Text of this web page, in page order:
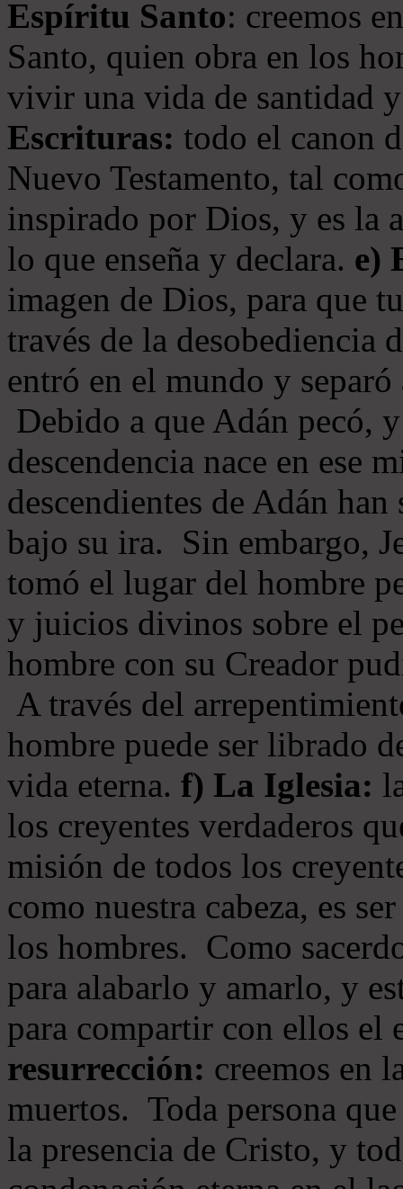
Espíritu Santo: creemos
Santo, quien obra en los
vivir una vida de santidad
Escrituras: todo el canon
Nuevo Testamento, tal
inspirado por Dios, y es la
lo que enseña y declara. e)
imagen de Dios, para que
través de la desobediencia
entró en el mundo y
Debido a que Adán pecó,
descendencia nace en ese
descendientes de Adán
bajo su ira. Sin embargo,
tomó el lugar del hombre
y juicios divinos sobre el
hombre con su Creador
A través del
hombre puede ser librado
vida eterna. f) La Iglesia:
los creyentes verdaderos
misión de todos los
como nuestra cabeza, es
los hombres. Como
para alabarlo y amarlo, y
para compartir con ellos el
resurrección: creemos en
muertos. Toda persona
la presencia de Cristo, y